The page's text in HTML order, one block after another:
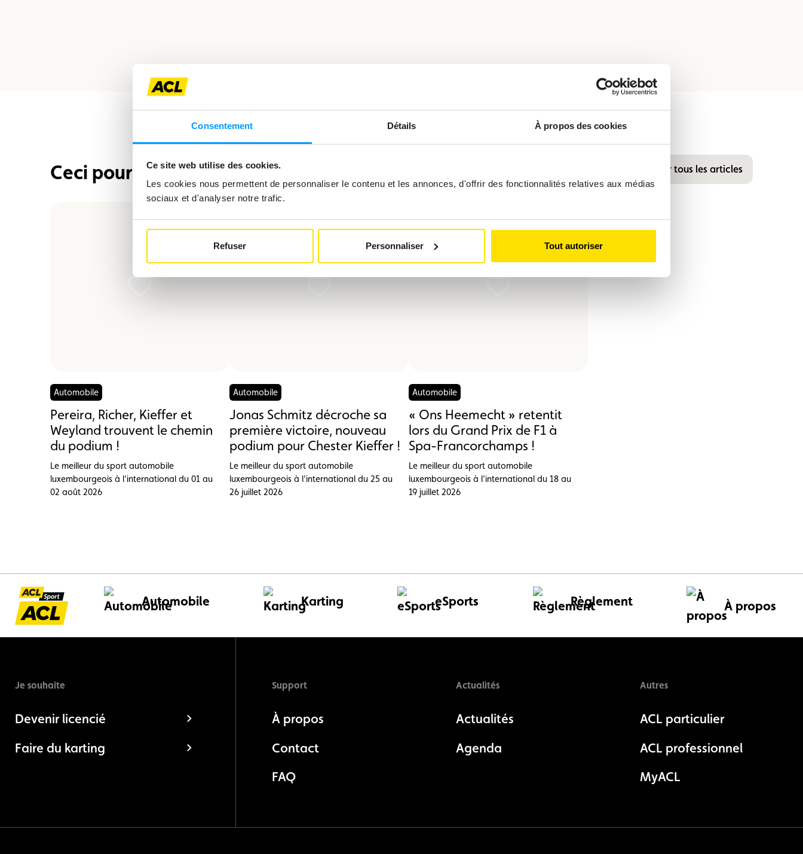
Consentement Détails À propos des cookies
Ce site web utilise des cookies.
Les cookies nous permettent de personnaliser le contenu et les annonces, d'offrir des fonctionnalités relatives aux médias
sociaux et d'analyser notre trafic.
Refuser Personnaliser Tout autoriser
Ceci pourrait également vous intéresser Voir tous les articles
Automobile
Pereira, Richer, Kieffer et
Weyland trouvent le chemin
du podium !
Le meilleur du sport automobile
luxembourgeois à l’international du 01 au
02 août 2026
Automobile
Jonas Schmitz décroche sa
première victoire, nouveau
podium pour Chester Kieffer !
Le meilleur du sport automobile
luxembourgeois à l’international du 25 au
26 juillet 2026
Automobile
« Ons Heemecht » retentit
lors du Grand Prix de F1 à
Spa-Francorchamps !
Le meilleur du sport automobile
luxembourgeois à l’international du 18 au
19 juillet 2026
Automobile Karting eSports Règlement À propos
Je souhaite
Devenir licencié
Faire du karting
Support
À propos
Contact
FAQ
Actualités
Actualités
Agenda
Autres
ACL particulier
ACL professionnel
MyACL